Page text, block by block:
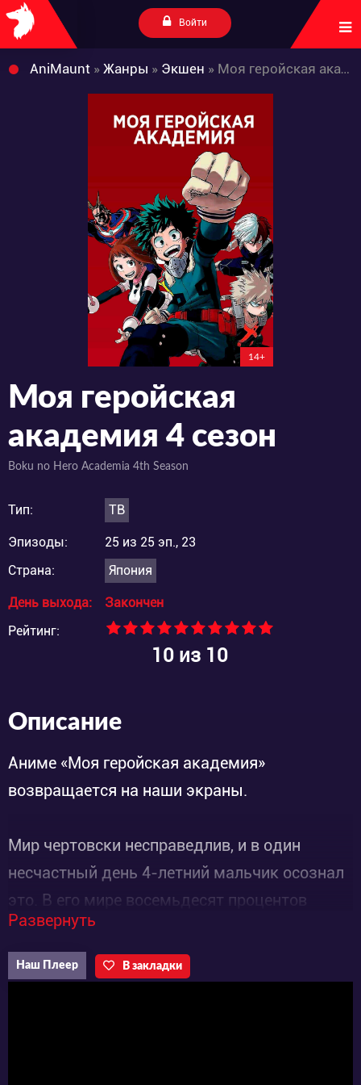
Войти
AniMaunt » Жанры » Экшен » Моя геройская академия 4 сезон
14+
Моя геройская
академия 4 сезон
Boku no Hero Academia 4th Season
Тип: ТВ
Эпизоды:
25 из 25 эп., 23
Страна:
Япония
День выхода:
Закончен
Рейтинг:
10из 10
Описание
Аниме «Моя геройская академия»
возвращается на наши экраны.
Мир чертовски несправедлив, и в один
несчастный день 4-летний мальчик осознал
это. В его мире восемьдесят процентов
людей имеют особую способность,
называемую причудой, которая позволяет
стать супергероем, осуществив детскую
Развернуть
Наш Плеер В закладки